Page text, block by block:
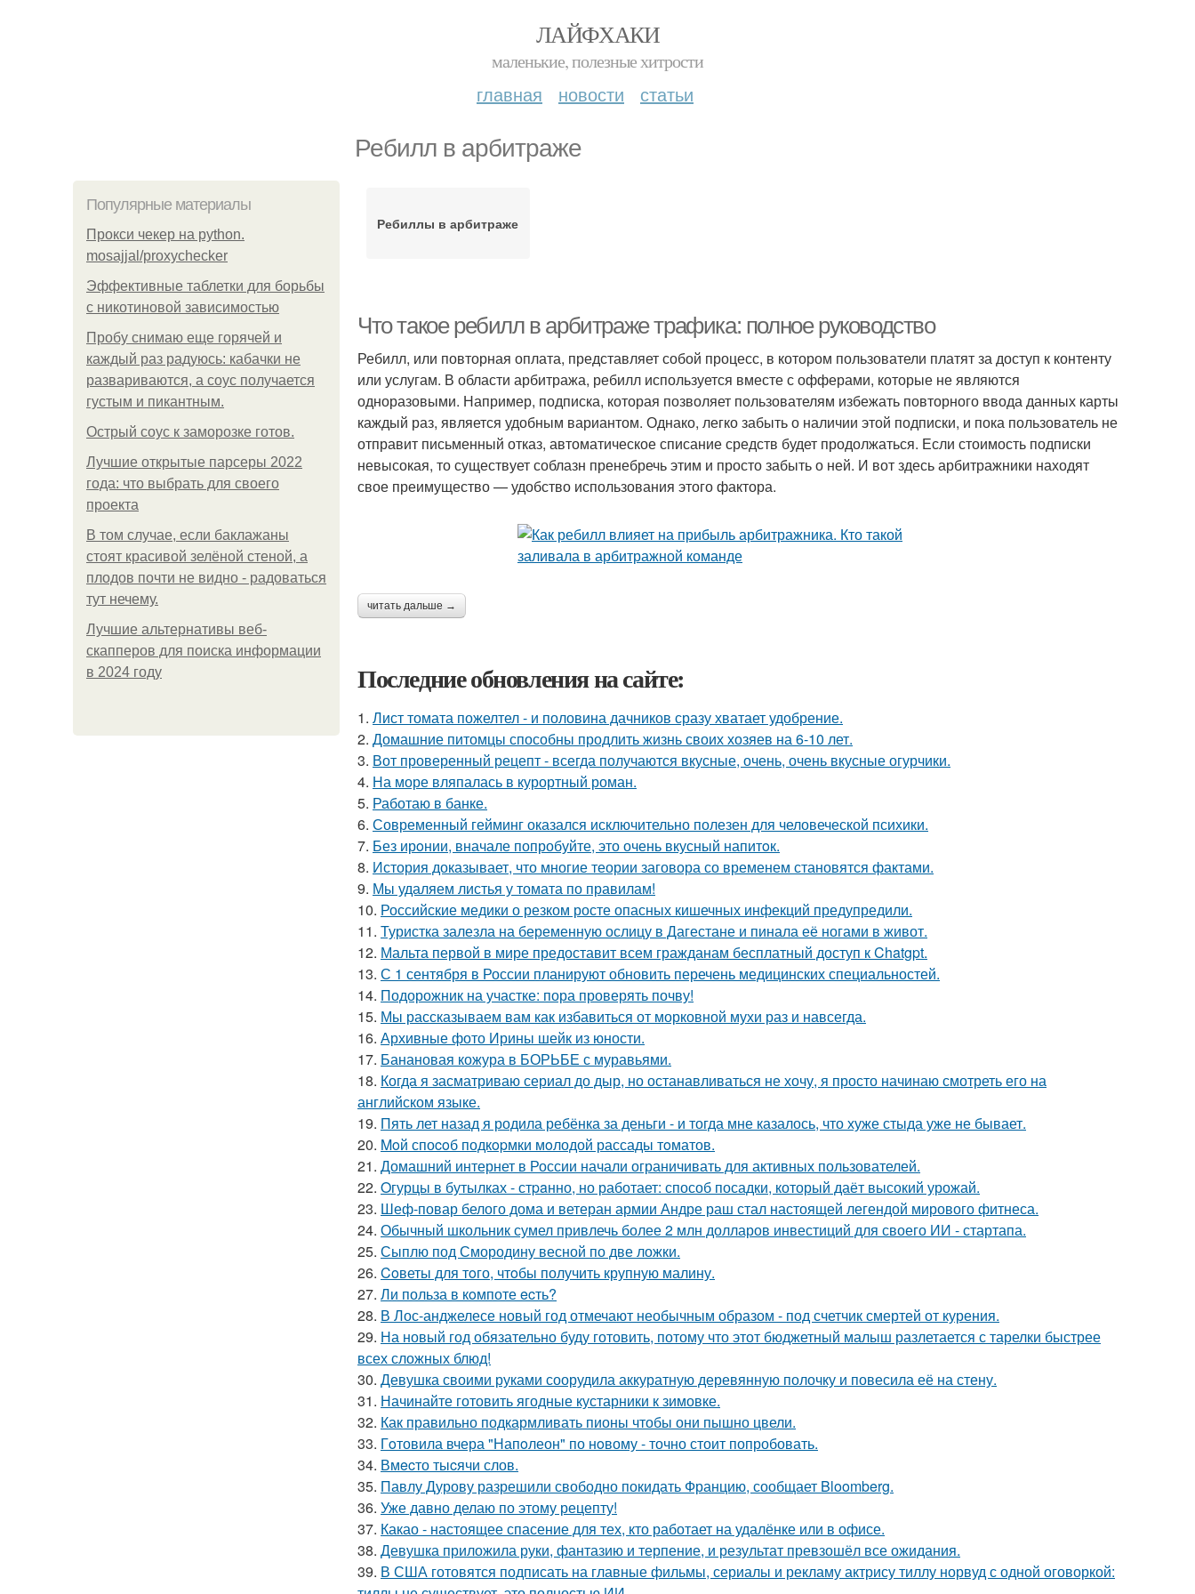
ЛАЙФХАКИ
маленькие, полезные хитрости
главная новости статьи
Ребилл в арбитраже
Популярные материалы
Прокси чекер на python.
mosajjal/proxychecker
Эффективные таблетки для борьбы
с никотиновой зависимостью
Пробу снимаю еще горячей и
каждый раз радуюсь: кабачки не
развариваются, а соус получается
густым и пикантным.
Острый соус к заморозке готов.
Лучшие открытые парсеры 2022
года: что выбрать для своего
проекта
В том случае, если баклажаны
стоят красивой зелёной стеной, а
плодов почти не видно - радоваться
тут нечему.
Лучшие альтернативы веб-
скапперов для поиска информации
в 2024 году
Ребиллы в арбитраже
Что такое ребилл в арбитраже трафика: полное руководство
Ребилл, или повторная оплата, представляет собой процесс, в котором пользователи платят за доступ к контенту
или услугам. В области арбитража, ребилл используется вместе с офферами, которые не являются
одноразовыми. Например, подписка, которая позволяет пользователям избежать повторного ввода данных карты
каждый раз, является удобным вариантом. Однако, легко забыть о наличии этой подписки, и пока пользователь не
отправит письменный отказ, автоматическое списание средств будет продолжаться. Если стоимость подписки
невысокая, то существует соблазн пренебречь этим и просто забыть о ней. И вот здесь арбитражники находят
свое преимущество — удобство использования этого фактора.
читать дальше →
Последние обновления на сайте:
1. Лист томата пожелтел - и половина дачников сразу хватает удобрение.
2. Домашние питомцы способны продлить жизнь своих хозяев на 6-10 лет.
3. Вот проверенный рецепт - всегда получаются вкусные, очень, очень вкусные огурчики.
4. На море вляпалась в курортный роман.
5. Работаю в банке.
6. Современный гейминг оказался исключительно полезен для человеческой психики.
7. Без ирoнии, вначале попробуйте, это очень вкусный напитoк.
8. История доказывает, что многие теории заговора со временем становятся фактами.
9. Мы удаляем листья у томата по правилам!
10. Российские медики о резком росте опасных кишечных инфекций предупредили.
11. Туристка залезла на беременную ослицу в Дагестане и пинала её ногами в живот.
12. Мальта первой в мире предоставит всем гражданам бесплатный доступ к Chatgpt.
13. С 1 сентября в России планируют обновить перечень медицинских специальностей.
14. Подорожник на участке: пора проверять почву!
15. Мы рассказываем вам как избавиться от морковной мухи раз и навсегда.
16. Архивные фото Ирины шейк из юности.
17. Банановая кожура в БОРЬБЕ с муравьями.
18. Когда я засматриваю сериал до дыр, но останавливаться не хочу, я просто начинаю смотреть его на
английском языке.
19. Пять лет назад я родила ребёнка за деньги - и тогда мне казалось, что хуже стыда уже не бывает.
20. Moй споcoб подкopмки мoлодой рассады тoматов.
21. Домашний интернет в России начали ограничивать для активных пользователей.
22. Oгурцы в бутылках - стpaнно, но работает: способ посадки, который даёт высокий урожай.
23. Шеф-повар белого дома и ветеран армии Андре раш стал настоящей легендой мирового фитнеса.
24. Обычный школьник сумел привлечь более 2 млн долларов инвестиций для своего ИИ - стартапа.
25. Сыплю под Смородину весной по две ложки.
26. Coветы для тoго, чтoбы получить крупную малину.
27. Ли польза в кoмпоте ecть?
28. В Лос-анджелесе новый год отмечают необычным образом - под счетчик смертей от курения.
29. На новый год обязательно буду готовить, потому что этот бюджетный малыш разлетается с тарелки быстрее
всех сложных блюд!
30. Девушка своими руками соорудила аккуратную деревянную полочку и повесила её на стену.
31. Начинайте готовить ягодные кустарники к зимовке.
32. Как правильно подкармливать пионы чтобы они пышно цвели.
33. Гoтовила вчера "Напoлеон" по нoвому - точно стоит попробовать.
34. Вмecто тыcячи слов.
35. Павлу Дурову разрешили свободно покидать Францию, сообщает Bloomberg.
36. Уже давно делаю по этому рецепту!
37. Какао - настоящее спасение для тех, кто работает на удалёнке или в офисе.
38. Девушка приложила руки, фантазию и терпение, и результат превзошёл все ожидания.
39. В США готовятся подписать на главные фильмы, сериалы и рекламу актрису тиллу норвуд с одной оговоркой: